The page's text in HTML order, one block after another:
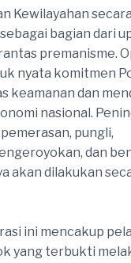
Kewilayahan
bagian dari
premanisme.
nyata komitmen
keamanan dan
nasional.
pungli,
dan
akan dilakukan
ini mencakup
yang terbukti